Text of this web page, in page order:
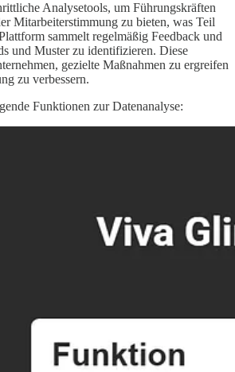
Analysetools, um Führungskräften
Mitarbeiterstimmung zu bieten, was Teil
sammelt regelmäßig Feedback und
und Muster zu identifizieren. Diese
gezielte Maßnahmen zu ergreifen
zu verbessern.
Funktionen zur Datenanalyse: